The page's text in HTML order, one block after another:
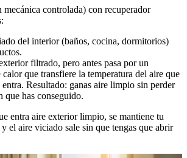
controlada) con recuperador
del interior (baños, cocina, dormitorios)
filtrado, pero antes pasa por un
calor que transfiere la temperatura del aire que
entra. Resultado: ganas aire limpio sin perder
que has conseguido.
entra aire exterior limpio, se mantiene tu
el aire viciado sale sin que tengas que abrir